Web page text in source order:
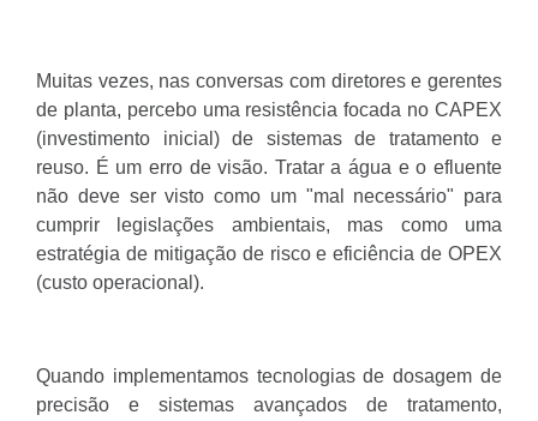
Muitas vezes, nas conversas com diretores e gerentes
de planta, percebo uma resistência focada no CAPEX
(investimento inicial) de sistemas de tratamento e
reuso. É um erro de visão. Tratar a água e o efluente
não deve ser visto como um "mal necessário" para
cumprir legislações ambientais, mas como uma
estratégia de mitigação de risco e eficiência de OPEX
(custo operacional).
Quando implementamos tecnologias de dosagem de
precisão e sistemas avançados de tratamento,